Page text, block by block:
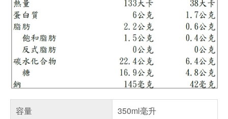
容量
350ml毫升